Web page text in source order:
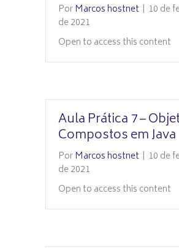
PorMarcos hostnet | 10 de
de 2021
Open to access this content
Aula Prática 7 –
Compostos em Java
PorMarcos hostnet | 10 de
de 2021
Open to access this content